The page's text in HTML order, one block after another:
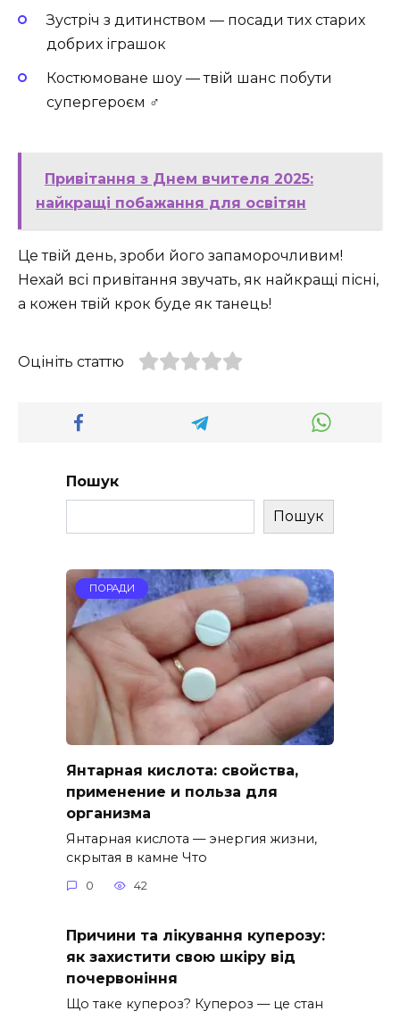
Зустріч з дитинством — посади тих старих
добрих іграшок
Костюмоване шоу — твій шанс побути
супергероєм ‍♂️
Привітання з Днем вчителя 2025:
найкращі побажання для освітян
Це твій день, зроби його запаморочливим!
Нехай всі привітання звучать, як найкращі пісні,
а кожен твій крок буде як танець!
Оцініть статтю
Пошук
Пошук
ПОРАДИ
Янтарная кислота: свойства,
применение и польза для
организма
Янтарная кислота — энергия жизни,
скрытая в камне Что
0 42
Причини та лікування куперозу:
як захистити свою шкіру від
почервоніння
Що таке купероз? Купероз — це стан